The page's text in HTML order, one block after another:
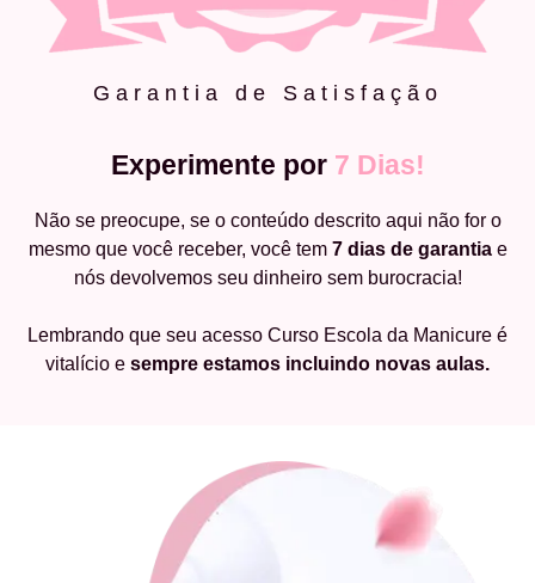
Garantia de Satisfação
Experimente por 7 Dias!
Não se preocupe, se o conteúdo descrito aqui não for o
mesmo que você receber, você tem 7 dias de garantiae
nós devolvemos seu dinheiro sem burocracia!
Lembrando que seu acesso Curso Escola da Manicure é
vitalício e sempre estamos incluindo novas aulas.